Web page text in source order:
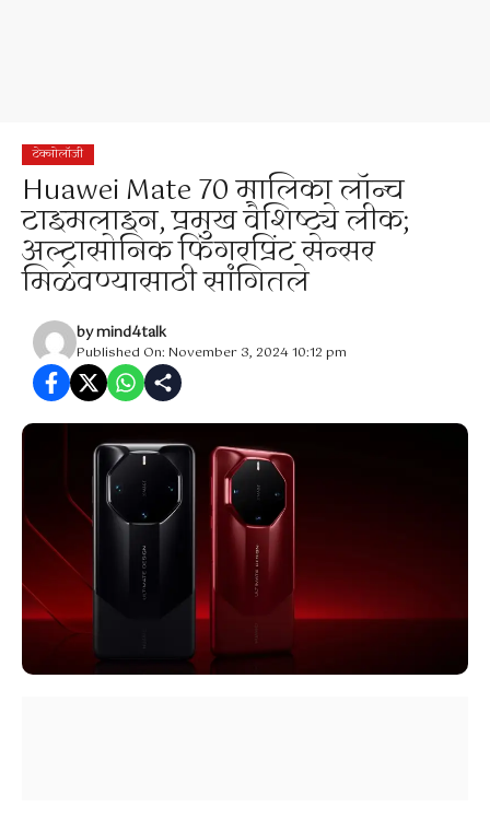
टेक्नोलॉजी
Huawei Mate 70 मालिका लॉन्च
टाइमलाइन, प्रमुख वैशिष्ट्ये लीक;
अल्ट्रासोनिक फिंगरप्रिंट सेन्सर
मिळवण्यासाठी सांगितले
bymind4talk
Published On: November 3, 2024 10:12 pm